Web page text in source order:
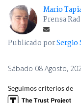
Mario
Prensa
Publicado porSergio
Sábado 08 Agosto,
Seguimos criterios de